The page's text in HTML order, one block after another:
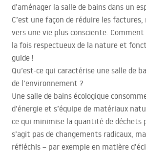
d’aménager la salle de bains dans un
C’est une façon de réduire les
vers une vie plus consciente. Comment
la fois respectueux de la nature et
guide !
Qu’est-ce qui caractérise une salle de
de l’environnement ?
Une salle de bains écologique
d’énergie et s’équipe de matériaux
ce qui minimise la quantité de déchets
s’agit pas de changements radicaux,
réfléchis – par exemple en matière